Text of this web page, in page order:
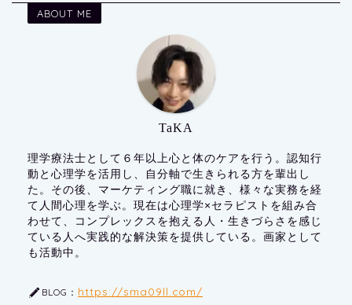
ABOUT ME
TaKA
理学療法士として６年以上心と体のケアを行う。認知行
動と心理学を活用し、自分軸で生きられる方を輩出し
た。その後、マーケティング職に就き、様々な実務を経
て人間心理を学ぶ。現在は心理学×セラピストを組み合
わせて、コンプレックスを抱える人・生きづらさを感じ
ている人へ実践的な解決策を提供している。画家として
も活動中。
BLOG： https://sma09ll.com/